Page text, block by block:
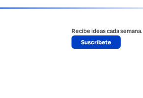
Recibe ideas cada semana.
Suscríbete